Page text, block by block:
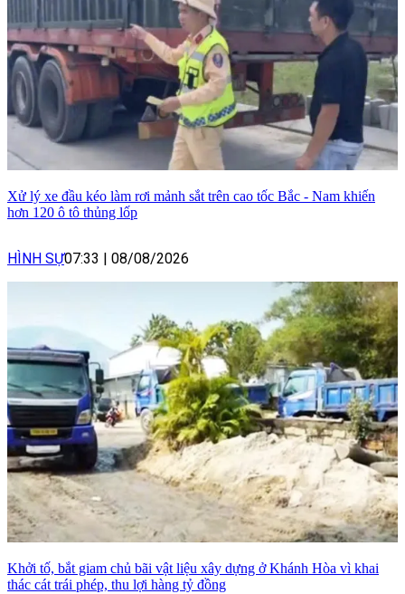
Xử lý xe đầu kéo làm rơi mảnh sắt trên cao tốc Bắc - Nam khiến
hơn 120 ô tô thủng lốp
HÌNH SỰ07:33 08/08/2026
Khởi tố, bắt giam chủ bãi vật liệu xây dựng ở Khánh Hòa vì khai
thác cát trái phép, thu lợi hàng tỷ đồng